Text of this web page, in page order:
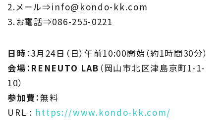
2.メール⇒info@kondo-kk.com
3.お電話⇒086-255-0221
日時：3月24日（日）午前10:00開始（約1時間30分）
会場：RENEUTO LAB （岡山市北区津島京町1-1-
10）
参加費：無料
URL : https://www.kondo-kk.com/